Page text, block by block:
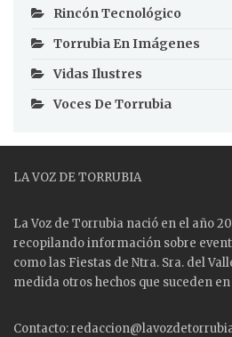
Rincón Tecnológico
Torrubia En Imágenes
Vidas Ilustres
Voces De Torrubia
LA VOZ DE TORRUBIA
La Voz de Torrubia nació en el año
recopilando información sobre
como las Fiestas de Ntra. Sra. del
medida otros hechos que suceden
Contacto: